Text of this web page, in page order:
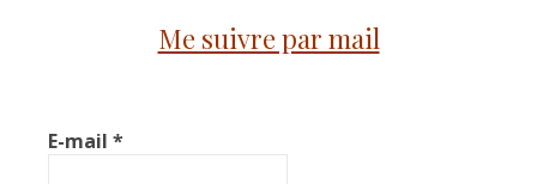
Me suivre par mail
E-mail *